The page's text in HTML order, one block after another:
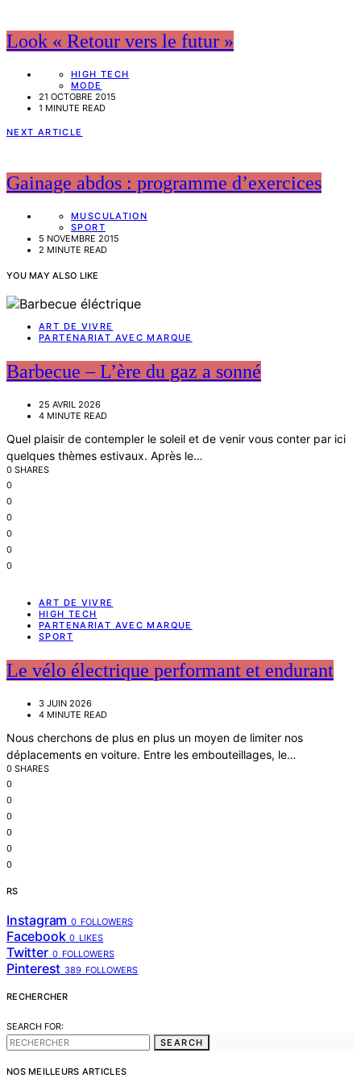
Look « Retour vers le futur »
HIGH TECH
MODE
21 OCTOBRE 2015
1 MINUTE READ
NEXT ARTICLE
Gainage abdos : programme d’exercices
MUSCULATION
SPORT
5 NOVEMBRE 2015
2 MINUTE READ
YOU MAY ALSO LIKE
ART DE VIVRE
PARTENARIAT AVEC MARQUE
Barbecue – L’ère du gaz a sonné
25 AVRIL 2026
4 MINUTE READ
Quel plaisir de contempler le soleil et de venir vous conter par ici
quelques thèmes estivaux. Après le…
0 SHARES
0
0
0
0
0
0
ART DE VIVRE
HIGH TECH
PARTENARIAT AVEC MARQUE
SPORT
Le vélo électrique performant et endurant
3 JUIN 2026
4 MINUTE READ
Nous cherchons de plus en plus un moyen de limiter nos
déplacements en voiture. Entre les embouteillages, le…
0 SHARES
0
0
0
0
0
0
RS
Instagram 0 FOLLOWERS
Facebook 0 LIKES
Twitter 0 FOLLOWERS
Pinterest 389 FOLLOWERS
RECHERCHER
SEARCH FOR:
SEARCH
NOS MEILLEURS ARTICLES